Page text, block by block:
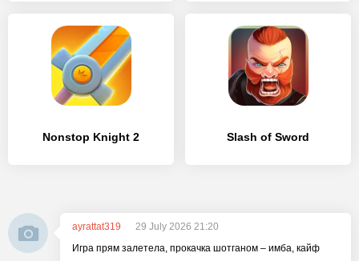
Nonstop Knight 2 Slash of Sword
ayrattat319
29 July 2026 21:20
Игра прям залетела, прокачка шотганом – имба, кайф